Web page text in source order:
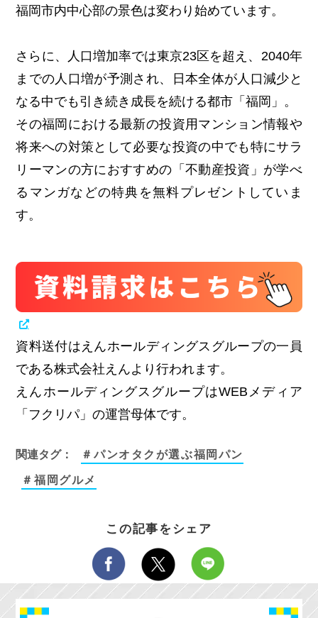
福岡市内中心部の景色は変わり始めています。
さらに、人口増加率では東京23区を超え、2040年
までの人口増が予測され、日本全体が人口減少と
なる中でも引き続き成長を続ける都市「福岡」。
その福岡における最新の投資用マンション情報や
将来への対策として必要な投資の中でも特にサラ
リーマンの方におすすめの「不動産投資」が学べ
るマンガなどの特典を無料プレゼントしていま
す。
資料送付はえんホールディングスグループの一員
である株式会社えんより行われます。
えんホールディングスグループはWEBメディア
「フクリパ」の運営母体です。
関連タグ： ＃パンオタクが選ぶ福岡パン
＃福岡グルメ
この記事をシェア